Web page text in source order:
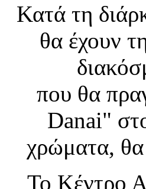
Κατά τη
θα έχουν
που θα
Danai"
χρώματα, θα
Το Κέντρο